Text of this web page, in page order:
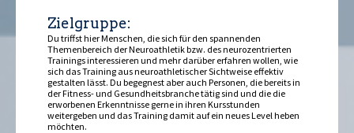
Zielgruppe:
Du triffst hier Menschen, die sich für den spannenden
Themenbereich der Neuroathletik bzw. des neurozentrierten
Trainings interessieren und mehr darüber erfahren wollen, wie
sich das Training aus neuroathletischer Sichtweise effektiv
gestalten lässt. Du begegnest aber auch Personen, die bereits in
der Fitness- und Gesundheitsbranche tätig sind und die die
erworbenen Erkenntnisse gerne in ihren Kursstunden
weitergeben und das Training damit auf ein neues Level heben
möchten.